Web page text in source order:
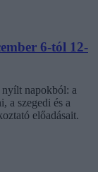
6-tól 12-
nyílt napokból: a
a szegedi és a
előadásait.